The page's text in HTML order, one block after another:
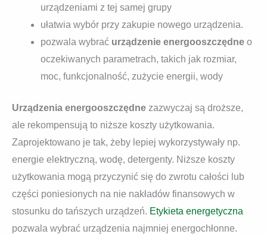
urządzeniami z tej samej grupy
ułatwia wybór przy zakupie nowego urządzenia.
pozwala wybrać urządzenie energooszczędne o
oczekiwanych parametrach, takich jak rozmiar,
moc, funkcjonalność, zużycie energii, wody
Urządzenia energooszczędne zazwyczaj są droższe,
ale rekompensują to niższe koszty użytkowania.
Zaprojektowano je tak, żeby lepiej wykorzystywały np.
energie elektryczną, wodę, detergenty. Niższe koszty
użytkowania mogą przyczynić się do zwrotu całości lub
części poniesionych na nie nakładów finansowych w
stosunku do tańszych urządzeń. Etykieta energetyczna
pozwala wybrać urządzenia najmniej energochłonne.